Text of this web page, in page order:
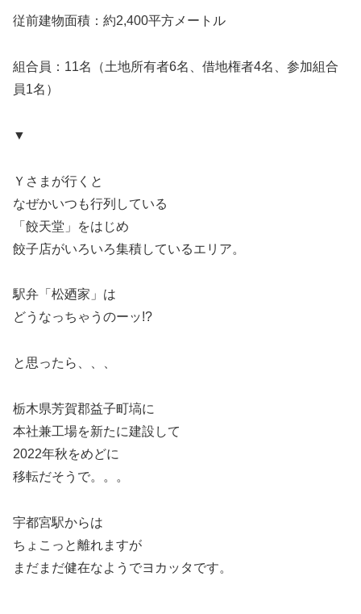
従前建物面積：約2,400平方メートル
組合員：11名（土地所有者6名、借地権者4名、参加組合
員1名）
▼
Ｙさまが行くと
なぜかいつも行列している
「餃天堂」をはじめ
餃子店がいろいろ集積しているエリア。
駅弁「松廼家」は
どうなっちゃうのーッ!?
と思ったら、、、
栃木県芳賀郡益子町塙に
本社兼工場を新たに建設して
2022年秋をめどに
移転だそうで。。。
宇都宮駅からは
ちょこっと離れますが
まだまだ健在なようでヨカッタです。